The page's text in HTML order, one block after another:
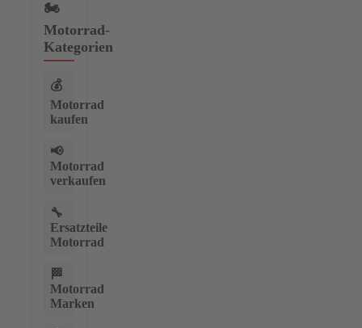
🏍️
Motorrad-
Kategorien
💰
Motorrad
kaufen
📢
Motorrad
verkaufen
🔧
Ersatzteile
Motorrad
🏁
Motorrad
Marken